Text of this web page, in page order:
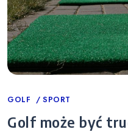
Categories
GOLF SPORT
Golf może być